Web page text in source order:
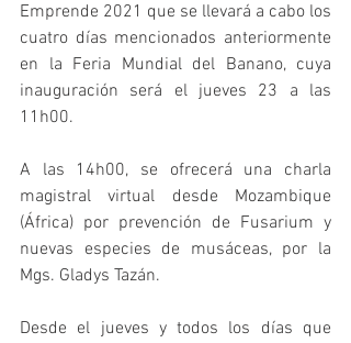
Emprende 2021 que se llevará a cabo los
cuatro días mencionados anteriormente
en la Feria Mundial del Banano, cuya
inauguración será el jueves 23 a las
11h00.
A las 14h00, se ofrecerá una charla
magistral virtual desde Mozambique
(África) por prevención de Fusarium y
nuevas especies de musáceas, por la
Mgs. Gladys Tazán.
Desde el jueves y todos los días que